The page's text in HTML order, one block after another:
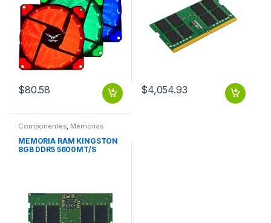
$80.58 $4,054.93
Componentes Memorias
MEMORIA RAM KINGSTON
8GB DDR5 5600MT/S